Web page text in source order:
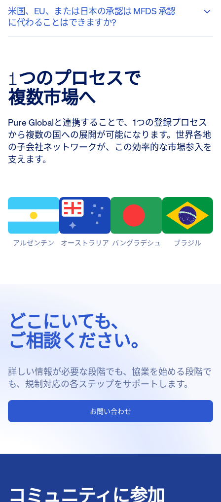
米国、EU、または日本の承認は MFDS 承認
に代わることはできますか?
1つのプロセスで
複数市場へ
Pure Globalと連携することで、1つの登録プロセス
から複数の国への展開が可能になります。世界各地
の子会社ネットワークが、この効率的な市場参入を
支えます。
アルゼンチン オーストラリア バングラデシュ ブラジル
どこにいても、
ご相談ください。
詳しい情報が必要な段階でも、協業を始める段階で
も、規制対応の各ステップをサポートします。
お問い合わせ
コミュニティに参加